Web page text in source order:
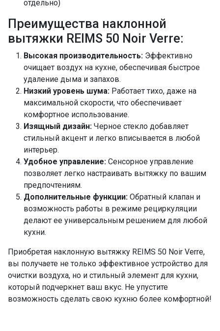
отдельно)
Преимущества наклонной
вытяжки REIMS 50 Noir Verre:
Высокая производительность: Эффективно
очищает воздух на кухне, обеспечивая быстрое
удаление дыма и запахов.
Низкий уровень шума: Работает тихо, даже на
максимальной скорости, что обеспечивает
комфортное использование.
Изящный дизайн: Черное стекло добавляет
стильный акцент и легко вписывается в любой
интерьер.
Удобное управление: Сенсорное управление
позволяет легко настраивать вытяжку по вашим
предпочтениям.
Дополнительные функции: Обратный клапан и
возможность работы в режиме рециркуляции
делают ее универсальным решением для любой
кухни.
Приобретая наклонную вытяжку REIMS 50 Noir Verre,
вы получаете не только эффективное устройство для
очистки воздуха, но и стильный элемент для кухни,
который подчеркнет ваш вкус. Не упустите
возможность сделать свою кухню более комфортной!